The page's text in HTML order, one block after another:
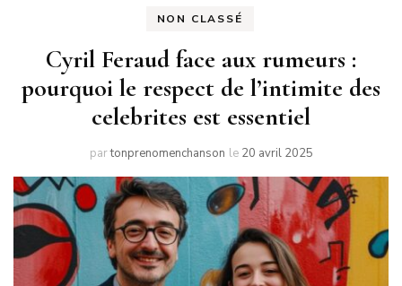
NON CLASSÉ
Cyril Feraud face aux rumeurs :
pourquoi le respect de l’intimite des
celebrites est essentiel
partonprenomenchanson le 20 avril 2025